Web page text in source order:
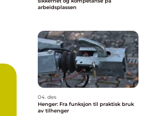
arbeidsplassen
04. des
Henger: Fra funksjon til praktisk bruk
av tilhenger